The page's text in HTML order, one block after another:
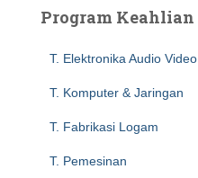
h
Program Keahlian
T. Elektronika Audio Video
T. Komputer & Jaringan
T. Fabrikasi Logam
T. Pemesinan